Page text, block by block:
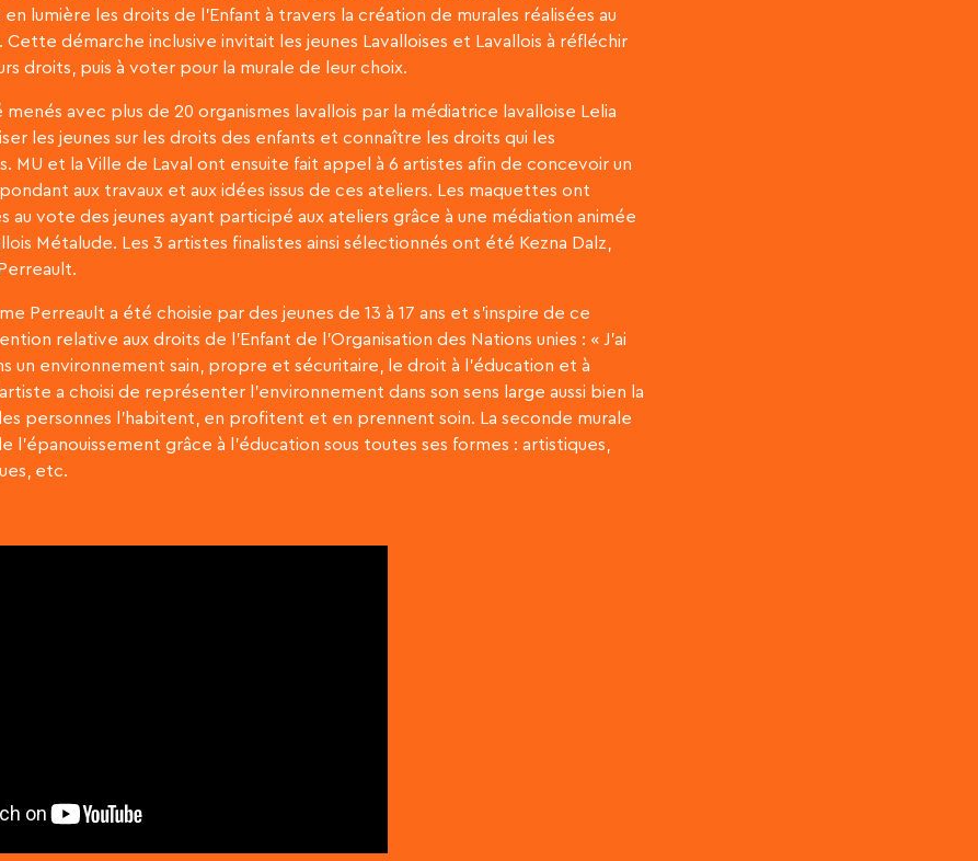
lumière les droits de l’Enfant à travers la création de murales réalisées au
démarche inclusive invitait les jeunes Lavalloises et Lavallois à réfléchir
droits, puis à voter pour la murale de leur choix.
avec plus de 20 organismes lavallois par la médiatrice lavalloise Lelia
les jeunes sur les droits des enfants et connaître les droits qui les
MU et la Ville de Laval ont ensuite fait appel à 6 artistes afin de concevoir un
aux travaux et aux idées issus de ces ateliers. Les maquettes ont
au vote des jeunes ayant participé aux ateliers grâce à une médiation animée
Métalude. Les 3 artistes finalistes ainsi sélectionnés ont été Kezna Dalz,
Perreault a été choisie par des jeunes de 13 à 17 ans et s’inspire de ce
relative aux droits de l’Enfant de l’Organisation des Nations unies : « J’ai
un environnement sain, propre et sécuritaire, le droit à l’éducation et à
a choisi de représenter l’environnement dans son sens large aussi bien la
personnes l’habitent, en profitent et en prennent soin. La seconde murale
l’épanouissement grâce à l’éducation sous toutes ses formes : artistiques,
etc.